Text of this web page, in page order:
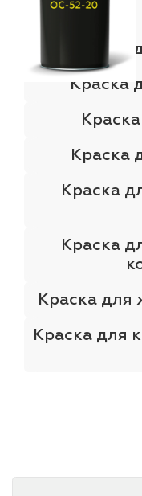
Краска
Краска
Краска
Краска
Краска
Краска для
Краска для